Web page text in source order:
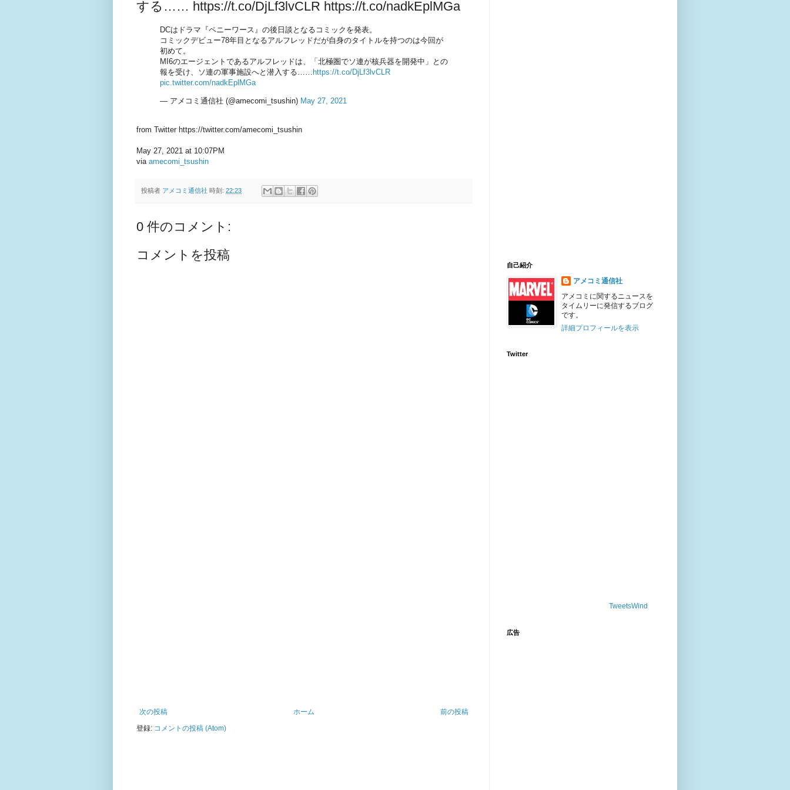
する…… https://t.co/DjLf3lvCLR https://t.co/nadkEplMGa
DCはドラマ『ペニーワース』の後日談となるコミックを発表。
コミックデビュー78年目となるアルフレッドだが自身のタイトルを持つのは今回が
初めて。
MI6のエージェントであるアルフレッドは、「北極圏でソ連が核兵器を開発中」との
報を受け、ソ連の軍事施設へと潜入する…… https://t.co/DjLf3lvCLR
pic.twitter.com/nadkEplMGa
— アメコミ通信社 (@amecomi_tsushin) May 27, 2021
from Twitter https://twitter.com/amecomi_tsushin
May 27, 2021 at 10:07PM
via amecomi_tsushin
投稿者 アメコミ通信社 時刻: 22:23
0 件のコメント:
コメントを投稿
次の投稿 前の投稿
ホーム
登録: コメントの投稿 (Atom)
自己紹介
アメコミ通信社
アメコミに関するニュースを
タイムリーに発信するブログ
です。
詳細プロフィールを表示
Twitter
TweetsWind
広告